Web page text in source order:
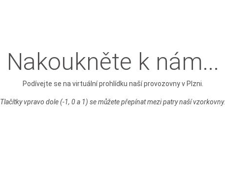
Nakoukněte k nám...
Podívejte se na virtuální prohlídku naší provozovny v Plzni.
Tlačítky vpravo dole (-1, 0 a 1) se můžete přepínat mezi patry naší vzorkovny.